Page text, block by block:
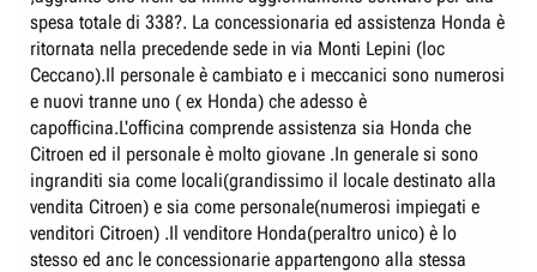
spesa totale di 338?. La concessionaria ed assistenza Honda è
ritornata nella precedende sede in via Monti Lepini (loc
Ceccano).Il personale è cambiato e i meccanici sono numerosi
e nuovi tranne uno ( ex Honda) che adesso è
capofficina.L'officina comprende assistenza sia Honda che
Citroen ed il personale è molto giovane .In generale si sono
ingranditi sia come locali(grandissimo il locale destinato alla
vendita Citroen) e sia come personale(numerosi impiegati e
venditori Citroen) .Il venditore Honda(peraltro unico) è lo
stesso ed anc le concessionarie appartengono alla stessa